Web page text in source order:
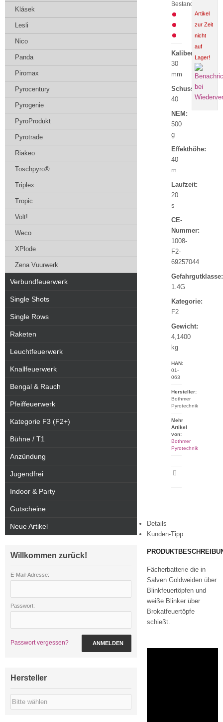
Artikel
zur Zeit
nicht
auf
Lager!
Bestand:
Kaliber:
30
mm
Schuss:
40
NEM:
500
g
Effekthöhe:
40
m
Laufzeit:
20
s
CE-
Nummer:
1008-
F2-
69257044
Gefahrgutklasse:
1.4G
Kategorie:
F2
Gewicht:
4,1400
kg
HAN:
01-
063
Hersteller:
Bothmer
Pyrotechnik
Mehr
Artikel
von:
Bothmer
Pyrotechnik
Details
Kunden-Tipp
Fächerbatterie die in
Salven Goldweiden über
Blinkfeuertöpfen und
weiße Blinker über
Brokatfeuertöpfe
schießt.
Klásek
Lesli
Nico
Panda
Piromax
Pyrocentury
Pyrogenie
PyroProdukt
Pyrotrade
Riakeo
Toschpyro®
Triplex
Tropic
Volt!
Weco
XPlode
Zena Vuurwerk
Verbundfeuerwerk
Single Shots
Single Rows
Raketen
Leuchtfeuerwerk
Knallfeuerwerk
Bengal & Rauch
Pfeiffeuerwerk
Kategorie F3 (F2+)
Bühne / T1
Anzündung
Jugendfrei
Indoor & Party
Gutscheine
Neue Artikel
Willkommen zurück!
E-Mail-Adresse:
Passwort:
Passwort vergessen? ANMELDEN
Hersteller